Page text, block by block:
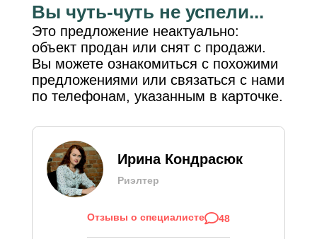
Вы чуть-чуть не успели...
Это предложение неактуально:
объект продан или снят с продажи.
Вы можете ознакомиться с похожими
предложениями или связаться с нами
по телефонам, указанным в карточке.
Ирина Кондрасюк
Риэлтер
Отзывы о специалисте 48